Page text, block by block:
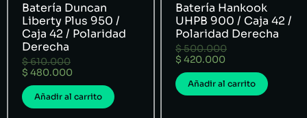
Batería Duncan
Liberty Plus 950 /
Caja 42 / Polaridad
Derecha
$610.000
$ 480.000
Añadir al carrito
Batería Hankook
UHPB 900 / Caja 42 /
Polaridad Derecha
$500.000
$ 420.000
Añadir al carrito